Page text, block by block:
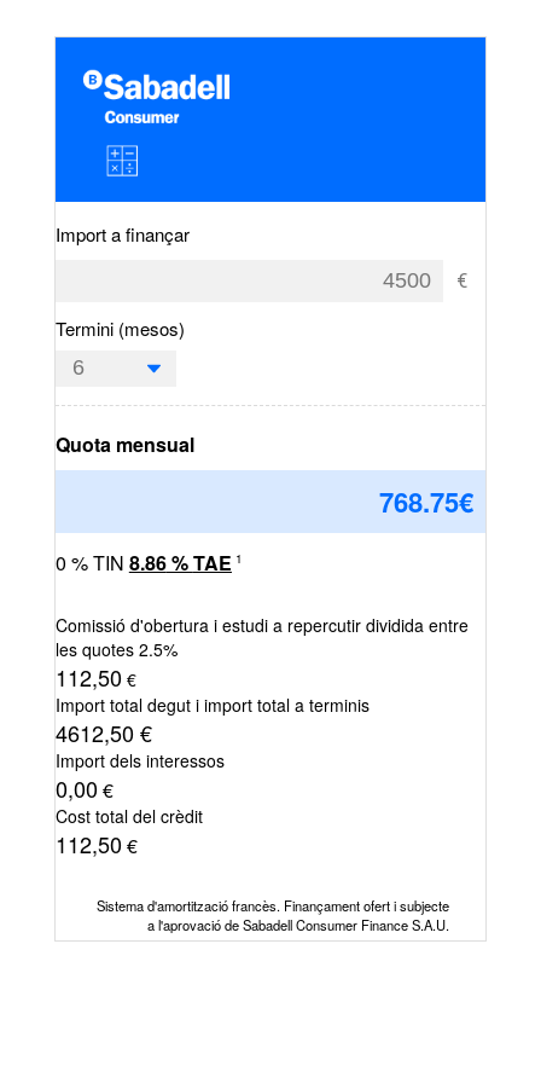
Import a finançar
Termini (mesos)
Comissió d'obertura i estudi a repercutir dividida entre
les quotes 2.5%
112,50€
Import total degut i import total a terminis
4612,50€
Import dels interessos
0,00€
Cost total del crèdit
112,50€
Quota mensual
768.75€
0 % TIN 8.86%TAE 1
Sistema d'amortització francès. Finançament ofert i subjecte
a l'aprovació de Sabadell Consumer Finance S.A.U.